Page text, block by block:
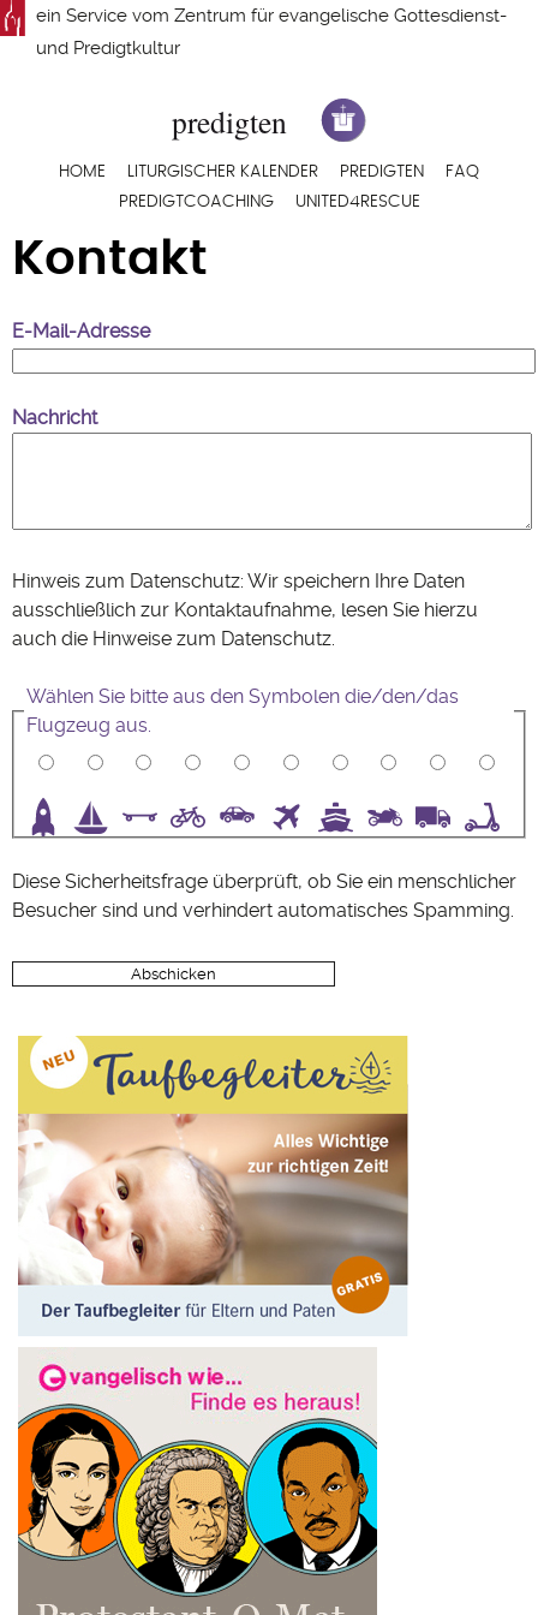
Direkt
zum
ein Service vom Zentrum für evangelische Gottesdienst-
und Predigtkultur
Hauptnavigation
HOME LITURGISCHER KALENDER PREDIGTEN
FAQ
PREDIGTCOACHING
UNITED4RESCUE
Kontakt
E-Mail-Adresse
Nachricht
Hinweis zum Datenschutz: Wir speichern Ihre Daten
ausschließlich zur Kontaktaufnahme, lesen Sie hierzu
auch die Hinweise zum Datenschutz.
Wählen Sie bitte aus den Symbolen die/den/das
Flugzeug aus.
Diese Sicherheitsfrage überprüft, ob Sie ein menschlicher
Besucher sind und verhindert automatisches Spamming.